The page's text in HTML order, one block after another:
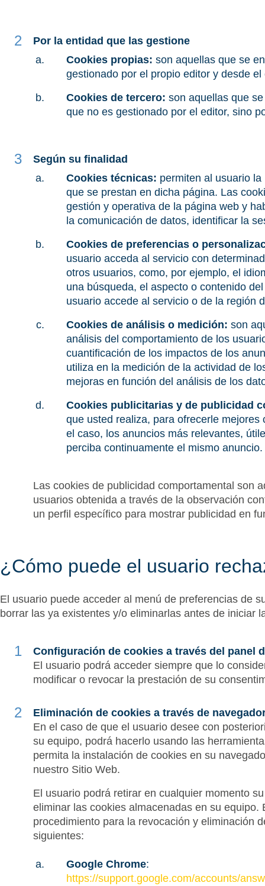
Por la entidad que las gestione
Cookies propias: son aquellas que se
gestionado por el propio editor y desde
Cookies de tercero: son aquellas que
que no es gestionado por el editor, sino
Según su finalidad
Cookies técnicas: permiten al usuario
que se prestan en dicha página. Las
gestión y operativa de la página web y
la comunicación de datos, identificar la
Cookies de preferencias o
usuario acceda al servicio con
otros usuarios, como, por ejemplo, el
una búsqueda, el aspecto o contenido
usuario accede al servicio o de la región
Cookies de análisis o medición: son
análisis del comportamiento de los
cuantificación de los impactos de los
utiliza en la medición de la actividad de
mejoras en función del análisis de los
Cookies publicitarias y de publicidad
que usted realiza, para ofrecerle
el caso, los anuncios más relevantes,
perciba continuamente el mismo anuncio.
Las cookies de publicidad comportamental son
usuarios obtenida a través de la observación
un perfil específico para mostrar publicidad en
¿Cómo puede el usuario
El usuario puede acceder al menú de preferencias de
borrar las ya existentes y/o eliminarlas antes de iniciar
Configuración de cookies a través del panel
El usuario podrá acceder siempre que lo
modificar o revocar la prestación de su
Eliminación de cookies a través de
En el caso de que el usuario desee con
su equipo, podrá hacerlo usando las
permita la instalación de cookies en su
nuestro Sitio Web.
El usuario podrá retirar en cualquier momento
eliminar las cookies almacenadas en su
procedimiento para la revocación y eliminación
siguientes:
Google Chrome:
https://support.google.com/accounts/